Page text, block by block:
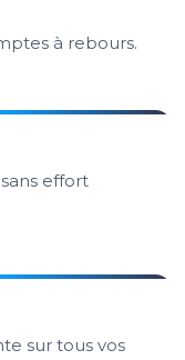
à rebours.
effort
sur tous vos